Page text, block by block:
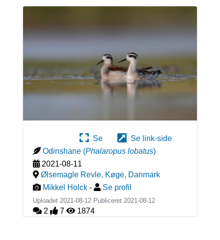
Se
Se link-side
Odinshane (Phalaropus lobatus)
2021-08-11
Ølsemagle Revle, Køge, Danmark
Mikkel Holck - Se profil
Uploadet 2021-08-12 Publiceret 2021-08-12
2 7 1874